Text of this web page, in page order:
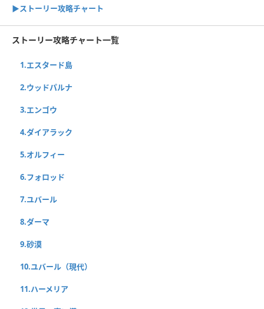
▶ストーリー攻略チャート
ストーリー攻略チャート一覧
1.エスタード島
2.ウッドパルナ
3.エンゴウ
4.ダイアラック
5.オルフィー
6.フォロッド
7.ユバール
8.ダーマ
9.砂漠
10.ユバール（現代）
11.ハーメリア